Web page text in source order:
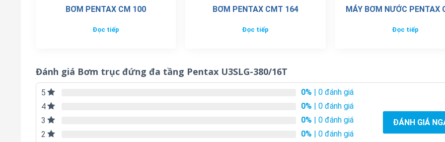
BƠM PENTAX CM 100
Đọc tiếp
BƠM PENTAX CMT 164
Đọc tiếp
MÁY BƠM NƯỚC PENTAX
Đọc tiếp
Đánh giá Bơm trục đứng đa tầng Pentax U3SLG-380/16T
5 0% | 0 đánh giá
4
0% | 0 đánh giá
3
0% | 0 đánh giá
2
0% | 0 đánh giá
ĐÁNH GIÁ